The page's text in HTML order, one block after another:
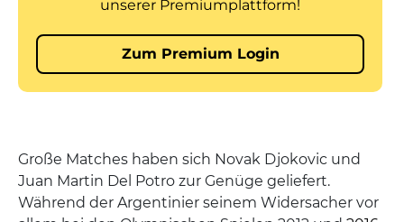
Große Matches haben sich Novak Djokovic und
Juan Martin Del Potro zur Genüge geliefert.
Während der Argentinier seinem Widersacher vor